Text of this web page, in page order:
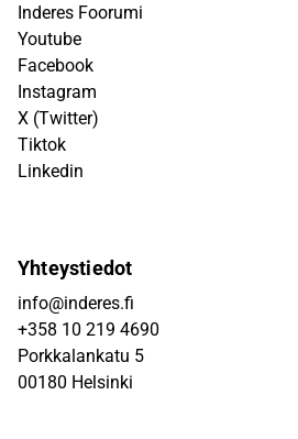
Inderes Foorumi
Youtube
Facebook
Instagram
X (Twitter)
Tiktok
Linkedin
Yhteystiedot
info@inderes.fi
+358 10 219 4690
Porkkalankatu 5
00180 Helsinki